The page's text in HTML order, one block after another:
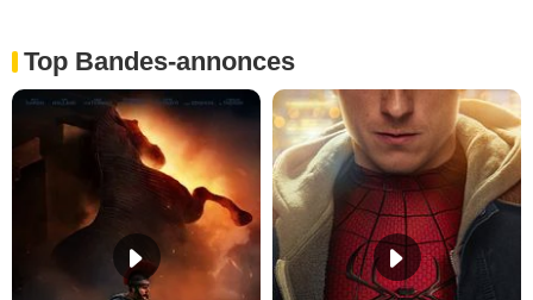
Top Bandes-annonces